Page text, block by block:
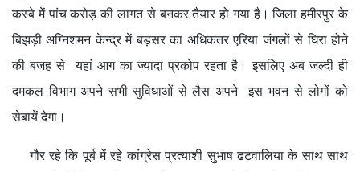
कस्बे में पांच करोड़ की लागत से बनकर तैयार हो गया है। जिला हमीरपुर के
बिझड़ी अग्निशमन केन्द्र में बड़सर का अधिकतर एरिया जंगलों से घिरा होने
की बजह से यहां आग का ज्यादा प्रकोप रहता है। इसलिए अब जल्दी ही
दमकल विभाग अपने सभी सुविधाओं से लैस अपने इस भवन से लोगों को
सेबायें देगा।
गौर रहे कि पूर्ब में रहे कांग्रेस प्रत्याशी सुभाष ढटवालिया के साथ साथ